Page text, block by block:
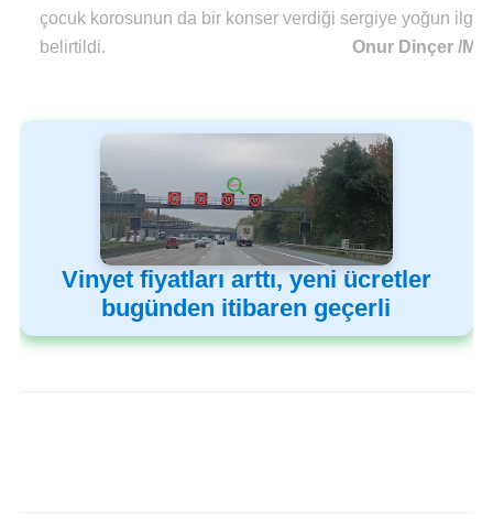
çocuk korosunun da bir konser verdiği sergiye yoğun ilgi
belirtildi. Onur Dinçer /
Vinyet fiyatları arttı, yeni ücretler
bugünden itibaren geçerli